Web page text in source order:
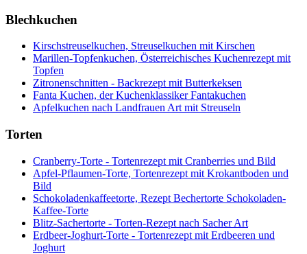
Blechkuchen
Kirschstreuselkuchen, Streuselkuchen mit Kirschen
Marillen-Topfenkuchen, Österreichisches Kuchenrezept mit
Topfen
Zitronenschnitten - Backrezept mit Butterkeksen
Fanta Kuchen, der Kuchenklassiker Fantakuchen
Apfelkuchen nach Landfrauen Art mit Streuseln
Torten
Cranberry-Torte - Tortenrezept mit Cranberries und Bild
Apfel-Pflaumen-Torte, Tortenrezept mit Krokantboden und
Bild
Schokoladenkaffeetorte, Rezept Bechertorte Schokoladen-
Kaffee-Torte
Blitz-Sachertorte - Torten-Rezept nach Sacher Art
Erdbeer-Joghurt-Torte - Tortenrezept mit Erdbeeren und
Joghurt